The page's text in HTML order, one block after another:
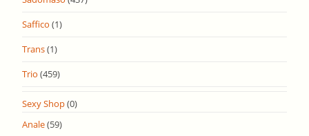
Saffico (1)
Trans(1)
Trio (459)
Sexy Shop(0)
Anale(59)